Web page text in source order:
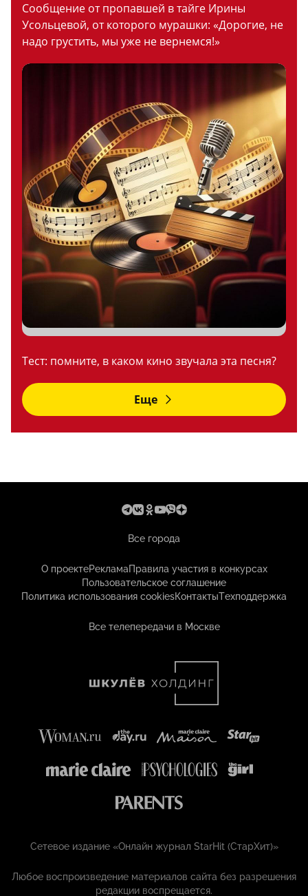
Сообщение от пропавшей в тайге Ирины
Усольцевой, от которого мурашки: «Дорогие, не
надо грустить, мы уже не вернемся!»
Тест: помните, в каком кино звучала эта песня?
Еще
Все города
О проектеРекламаПравила участия в конкурсах
Пользовательское соглашение
Политика использования cookiesКонтактыТехподдержка
Все телепередачи в Москве
Сетевое издание «Онлайн журнал StarHit (СтарХит)»
Любое воспроизведение материалов сайта без разрешения
редакции воспрещается.